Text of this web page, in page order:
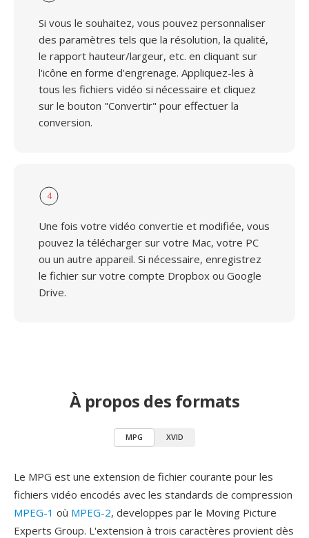
Si vous le souhaitez, vous pouvez personnaliser
des paramètres tels que la résolution, la qualité,
le rapport hauteur/largeur, etc. en cliquant sur
l'icône en forme d'engrenage. Appliquez-les à
tous les fichiers vidéo si nécessaire et cliquez
sur le bouton "Convertir" pour effectuer la
conversion.
4
Une fois votre vidéo convertie et modifiée, vous
pouvez la télécharger sur votre Mac, votre PC
ou un autre appareil. Si nécessaire, enregistrez
le fichier sur votre compte Dropbox ou Google
Drive.
À propos des formats
MPG XVID
Le MPG est une extension de fichier courante pour les
fichiers vidéo encodés avec les standards de compression
MPEG-1 où MPEG-2, developpes par le Moving Picture
Experts Group. L'extension à trois caractères provient dès